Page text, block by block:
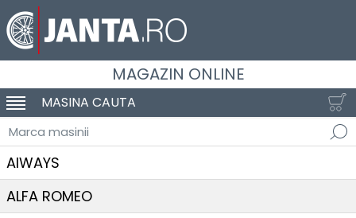
MAGAZIN ONLINE
SCHIMBA NAVIGAREA
MASINA CAUTA
Marca masinii
AIWAYS
ALFA ROMEO